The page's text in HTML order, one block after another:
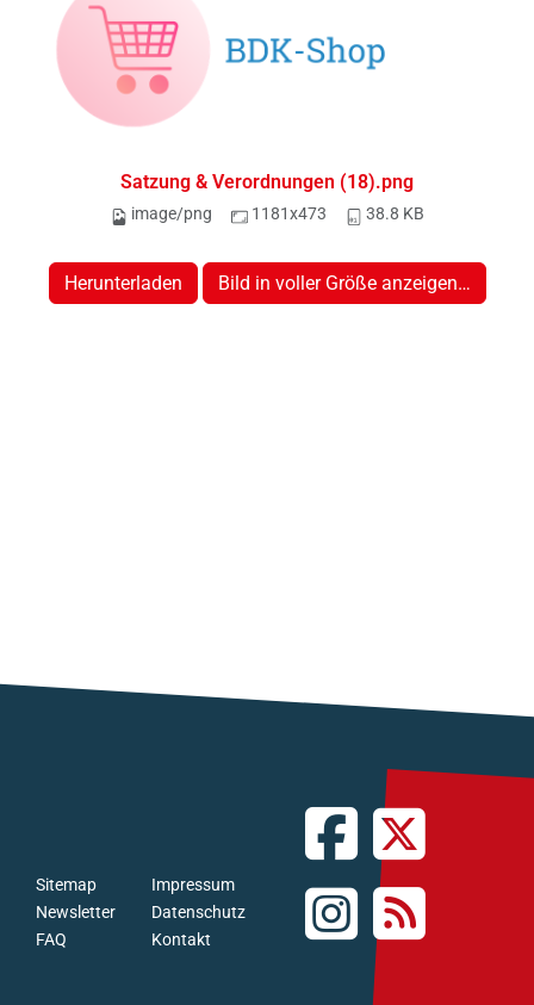
Satzung & Verordnungen (18).png
image/png 1181x473 38.8 KB
Herunterladen Bild in voller Größe anzeigen…
FAQ
Newsletter
Sitemap
Kontakt
Datenschutz
Impressum